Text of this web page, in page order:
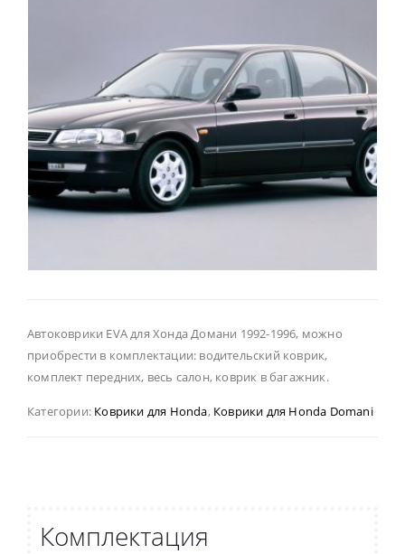
Автоковрики EVA для Хонда Домани 1992-1996, можно
приобрести в комплектации: водительский коврик,
комплект передних, весь салон, коврик в багажник.
Категории: Коврики для Honda, Коврики для Honda Domani
Комплектация